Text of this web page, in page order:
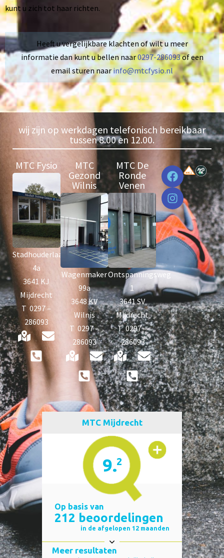
kunt u zich tot haar richten.
Heeft u vergelijkbare klachten of wilt u meer
informatie dan kunt u bellen naar0297-286093of een
email sturen naarinfo@mtcfysio.nl
wij zijn op werkdagen telefonisch bereikbaar
tussen 8.00 en 12.00.
MTC Fysio
Stadhouderlaan
4a
3641 KJ
Mijdrecht
T 0297 –
286093
MTC
Gezond
Wilnis
Wagenmaker
99a
3648 KV
Wilnis
T 0297 –
286093
MTC De
Ronde
Venen
Ontspanningsweg
1
3641 SV
Mijdrecht
T 0297 –
286093